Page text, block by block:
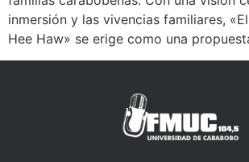
inmersión y las vivencias familiares,
Hee Haw» se erige como una